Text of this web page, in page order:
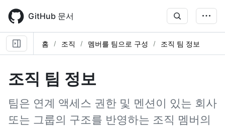
main
content
GitHub 문서
홈 조직 멤버를 팀으로 구성 조직 팀 정보
조직 팀 정보
팀은 연계 액세스 권한 및 멘션이 있는 회사
또는 그룹의 구조를 반영하는 조직 멤버의